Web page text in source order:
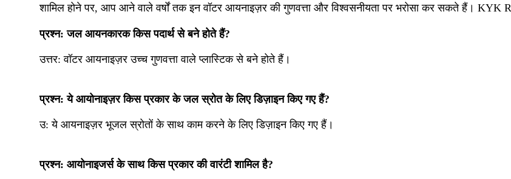
शामिल होने पर, आप आने वाले वर्षों तक इन वॉटर आयनाइज़र की गुणवत्ता और विश्वसनीयता पर भरोसा कर सकते हैं। KYK
प्रश्न: जल आयनकारक किस पदार्थ से बने होते हैं?
उत्तर: वॉटर आयनाइज़र उच्च गुणवत्ता वाले प्लास्टिक से बने होते हैं।
प्रश्न: ये आयोनाइज़र किस प्रकार के जल स्रोत के लिए डिज़ाइन किए गए हैं?
उ:ये आयनाइज़र भूजल स्रोतों के साथ काम करने के लिए डिज़ाइन किए गए हैं।
प्रश्न: आयोनाइजर्स के साथ किस प्रकार की वारंटी शामिल है?